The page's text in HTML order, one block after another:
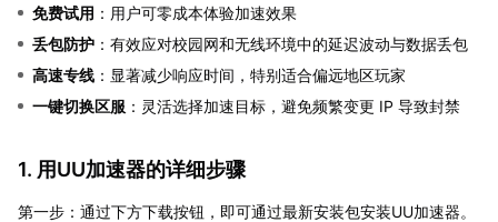
免费试用 ：用户可零成本体验加速效果
丢包防护 ：有效应对校园网和无线环境中的延迟波动与数据丢包
高速专线 ：显著减少响应时间，特别适合偏远地区玩家
一键切换区服 ：灵活选择加速目标，避免频繁变更 IP 导致封禁
1. 用UU加速器的详细步骤
第一步：通过下方下载按钮，即可通过最新安装包安装UU加速器。